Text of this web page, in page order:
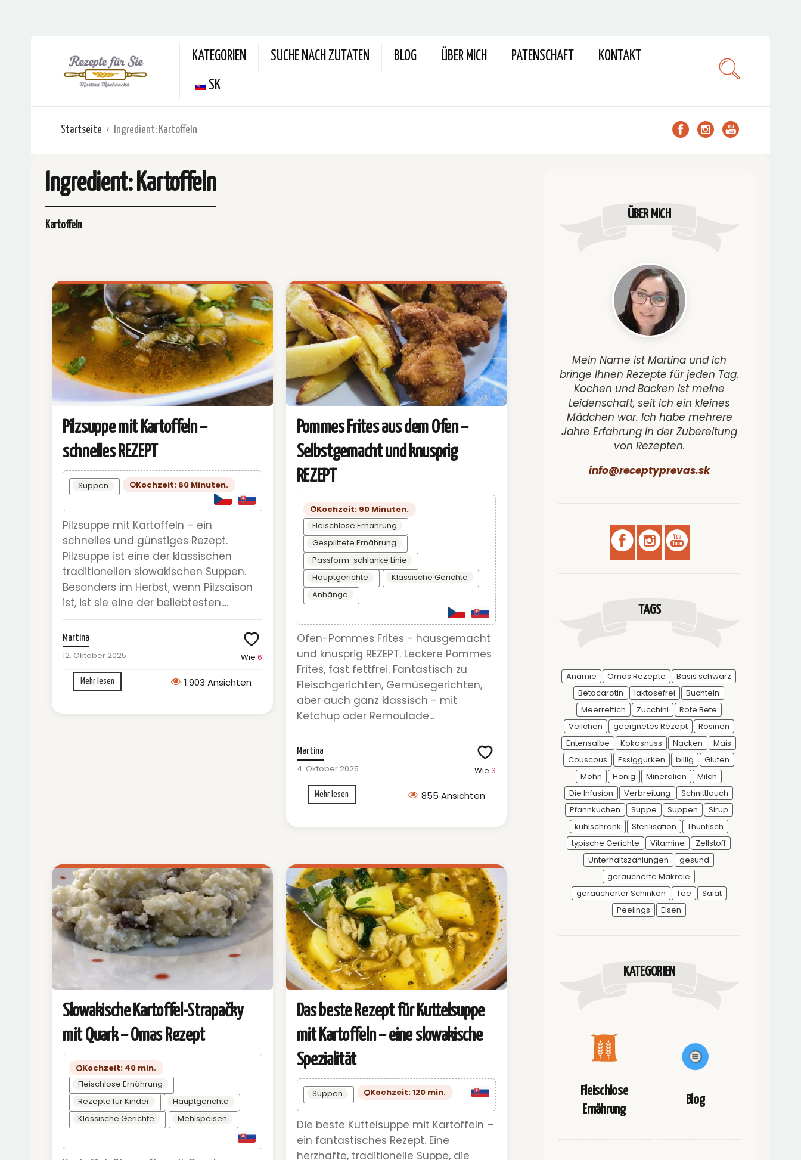
KATEGORIEN SUCHE NACH ZUTATEN BLOG ÜBER MICH PATENSCHAFT KONTAKT
SK
Startseite Ingredient: Kartoffeln
Ingredient: Kartoffeln
Kartoffeln
Pilzsuppe mit Kartoffeln –
schnelles REZEPT
Kochzeit: 60 Minuten.
Suppen
Pilzsuppe mit Kartoffeln – ein
schnelles und günstiges Rezept.
Pilzsuppe ist eine der klassischen
traditionellen slowakischen Suppen.
Besonders im Herbst, wenn Pilzsaison
ist, ist sie eine der beliebtesten....
Martina
12. Oktober 2025 Wie 6
Mehr lesen 1.903 Ansichten
Pommes Frites aus dem Ofen –
Selbstgemacht und knusprig
REZEPT
Kochzeit: 90 Minuten.
Fleischlose Ernährung
Gesplittete Ernährung
Passform-schlanke Linie
Hauptgerichte
Klassische Gerichte
Anhänge
Ofen-Pommes Frites - hausgemacht
und knusprig REZEPT. Leckere Pommes
Frites, fast fettfrei. Fantastisch zu
Fleischgerichten, Gemüsegerichten,
aber auch ganz klassisch - mit
Ketchup oder Remoulade...
Martina
4. Oktober 2025 Wie 3
Mehr lesen 855 Ansichten
Slowakische Kartoffel-Strapačky
mit Quark – Omas Rezept
Kochzeit: 40 min.
Fleischlose Ernährung
Rezepte für Kinder
Hauptgerichte
Klassische Gerichte
Mehlspeisen
Das beste Rezept für Kuttelsuppe
mit Kartoffeln – eine slowakische
Spezialität
Kochzeit: 120 min.
Suppen
Die beste Kuttelsuppe mit Kartoffeln –
ein fantastisches Rezept. Eine
herzhafte, traditionelle Suppe, die
ÜBER MICH
Mein Name ist Martina und ich
bringe Ihnen Rezepte für jeden Tag.
Kochen und Backen ist meine
Leidenschaft, seit ich ein kleines
Mädchen war. Ich habe mehrere
Jahre Erfahrung in der Zubereitung
von Rezepten.
info@receptyprevas.sk
TAGS
Anämie Omas Rezepte
Basis schwarz
Betacarotin
laktosefrei
Buchteln
Meerrettich
Zucchini
Rote Bete
Veilchen
geeignetes Rezept
Rosinen
Entensalbe
Kokosnuss Nacken
Mais
Couscous
Essiggurken billig
Gluten
Mohn
Honig Mineralien
Milch
Die Infusion
Verbreitung
Schnittlauch
Pfannkuchen
Suppe Suppen
Sirup
kuhlschrank
Sterilisation
Thunfisch
typische Gerichte
Vitamine
Zellstoff
Unterhaltszahlungen
gesund
geräucherte Makrele
geräucherter Schinken
Tee
Salat
Peelings
Eisen
KATEGORIEN
Fleischlose
Ernährung
Blog